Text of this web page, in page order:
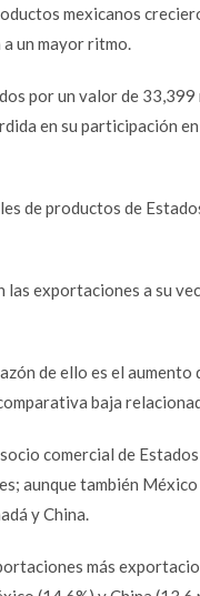
mexicanos
un mayor ritmo.
por un valor de
en su participación
de productos de
exportaciones a su
de ello es el
baja
comercial de
aunque también
y China.
más